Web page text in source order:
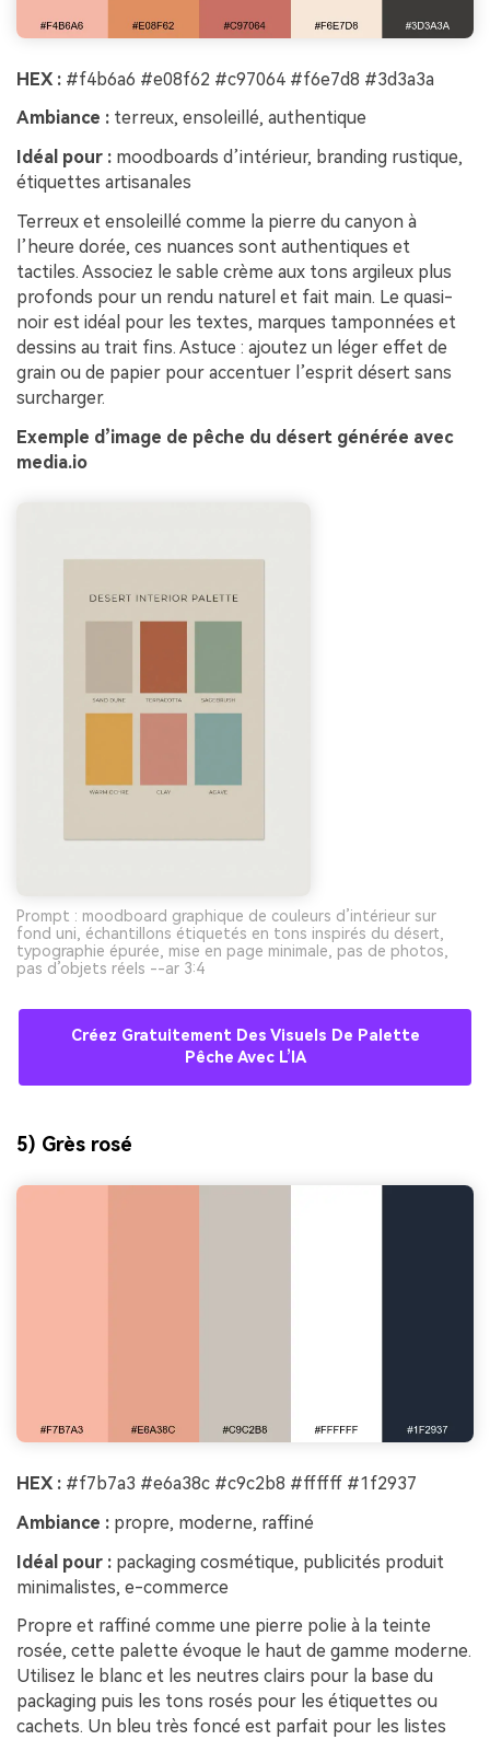
HEX : #f4b6a6 #e08f62 #c97064 #f6e7d8 #3d3a3a
Ambiance : terreux, ensoleillé, authentique
Idéal pour : moodboards d’intérieur, branding rustique,
étiquettes artisanales
Terreux et ensoleillé comme la pierre du canyon à
l’heure dorée, ces nuances sont authentiques et
tactiles. Associez le sable crème aux tons argileux plus
profonds pour un rendu naturel et fait main. Le quasi-
noir est idéal pour les textes, marques tamponnées et
dessins au trait fins. Astuce : ajoutez un léger effet de
grain ou de papier pour accentuer l’esprit désert sans
surcharger.
Exemple d’image de pêche du désert générée avec
media.io
Prompt : moodboard graphique de couleurs d’intérieur sur
fond uni, échantillons étiquetés en tons inspirés du désert,
typographie épurée, mise en page minimale, pas de photos,
pas d’objets réels --ar 3:4
Créez Gratuitement Des Visuels De Palette
Pêche Avec L’IA
5) Grès rosé
HEX : #f7b7a3 #e6a38c #c9c2b8 #ffffff #1f2937
Ambiance : propre, moderne, raffiné
Idéal pour : packaging cosmétique, publicités produit
minimalistes, e-commerce
Propre et raffiné comme une pierre polie à la teinte
rosée, cette palette évoque le haut de gamme moderne.
Utilisez le blanc et les neutres clairs pour la base du
packaging puis les tons rosés pour les étiquettes ou
cachets. Un bleu très foncé est parfait pour les listes